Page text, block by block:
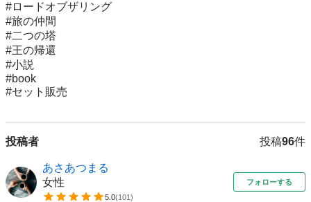
#ロードオブザリング
#旅の仲間
#二つの塔
#王の帰還
#小説
#book
#セット販売
投稿者 投稿96件
あさあつまる
女性
5.0(101)
フォローする